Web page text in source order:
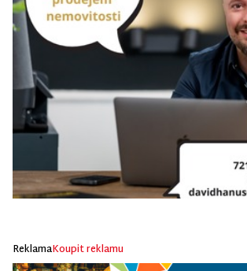
ReklamaKoupit reklamu